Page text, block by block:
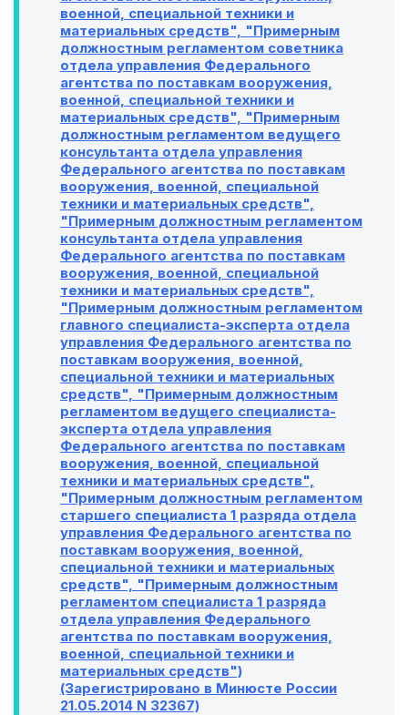
военной, специальной техники и
материальных средств", "Примерным
должностным регламентом советника
отдела управления Федерального
агентства по поставкам вооружения,
военной, специальной техники и
материальных средств", "Примерным
должностным регламентом ведущего
консультанта отдела управления
Федерального агентства по поставкам
вооружения, военной, специальной
техники и материальных средств",
"Примерным должностным регламентом
консультанта отдела управления
Федерального агентства по поставкам
вооружения, военной, специальной
техники и материальных средств",
"Примерным должностным регламентом
главного специалиста-эксперта отдела
управления Федерального агентства по
поставкам вооружения, военной,
специальной техники и материальных
средств", "Примерным должностным
регламентом ведущего специалиста-
эксперта отдела управления
Федерального агентства по поставкам
вооружения, военной, специальной
техники и материальных средств",
"Примерным должностным регламентом
старшего специалиста 1 разряда отдела
управления Федерального агентства по
поставкам вооружения, военной,
специальной техники и материальных
средств", "Примерным должностным
регламентом специалиста 1 разряда
отдела управления Федерального
агентства по поставкам вооружения,
военной, специальной техники и
материальных средств")
(Зарегистрировано в Минюсте России
21.05.2014 N 32367)